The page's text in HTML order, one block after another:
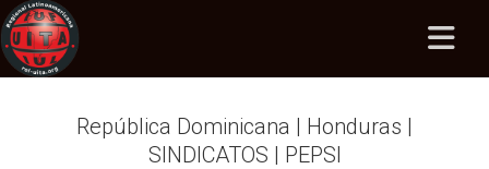
República Dominicana | Honduras |
SINDICATOS | PEPSI